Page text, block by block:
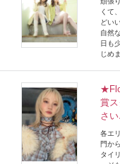
くて
どい
自然
日も
じめ
賞
さい
各エ
門か
タイ